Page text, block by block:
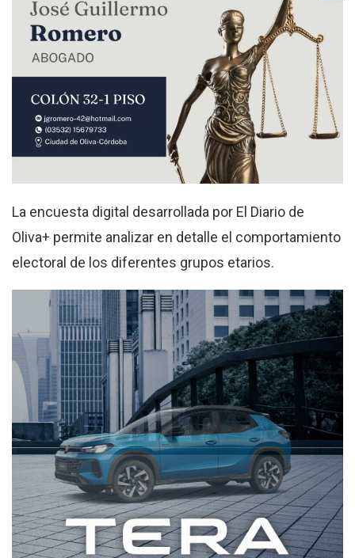
La encuesta digital desarrollada por El Diario de
Oliva+ permite analizar en detalle el comportamiento
electoral de los diferentes grupos etarios.